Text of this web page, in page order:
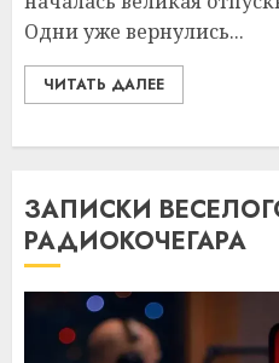
Одни уже вернулись...
ЧИТАТЬ ДАЛЕЕ
ЗАПИСКИ
РАДИОКОЧЕГАРА